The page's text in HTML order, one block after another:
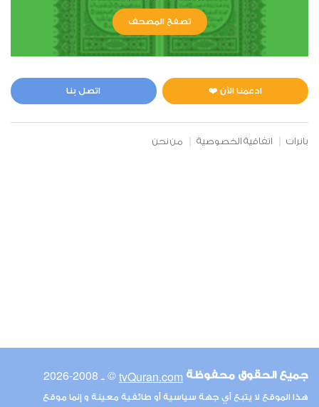
تصفح المصحف
ادعمنا الآن ❤️ اتصل بنا
بانرات اتفاقية الخصوصية من نحن
جميع الحقوق محفوظة tvQuran.com© ـ 2008-2026
هذا الموقع لا يتبع أي جهة سياسية أو طائفية معينة و إنما موقع